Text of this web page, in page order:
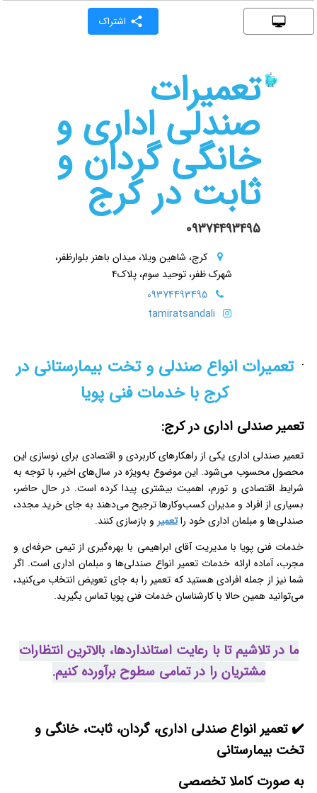
اشتراک
تعمیرات
صندلی اداری و
خانگی گردان و
ثابت در کرج
09374493495
کرج، شاهین ویلا، میدان باهنر بلوارظفر،
شهرک ظفر، توحید سوم، پلاک۴
09374493495
tamiratsandali
تعمیرات انواع صندلی و تخت بیمارستانی در
کرج با خدمات فنی پویا
تعمیر صندلی اداری در کرج:
تعمیر صندلی اداری یکی از راهکارهای کاربردی و اقتصادی برای نوسازی این
محصول محسوب می‌شود. این موضوع به‌ویژه در سال‌های اخیر، با توجه به
شرایط اقتصادی و تورم، اهمیت بیشتری پیدا کرده است. در حال حاضر،
بسیاری از افراد و مدیران کسب‌وکارها ترجیح می‌دهند به جای خرید مجدد،
صندلی‌ها و مبلمان اداری خود راتعمیر و بازسازی کنند.
خدمات فنی پویا با مدیریت آقای ابراهیمی با بهره‌گیری از تیمی حرفه‌ای و
مجرب، آماده ارائه خدمات تعمیر انواع صندلی‌ها و مبلمان اداری است. اگر
شما نیز از جمله افرادی هستید که تعمیر را به جای تعویض انتخاب می‌کنید،
می‌توانید همین حالا با کارشناسان خدمات فنی پویا تماس بگیرید.
ما در تلاشیم تا با رعایت استانداردها، بالاترین انتظارات
مشتریان را در تمامی سطوح برآورده کنیم.
✔️ تعمیر انواع صندلی اداری، گردان، ثابت، خانگی و
تخت بیمارستانی
به صورت کاملا تخصصی